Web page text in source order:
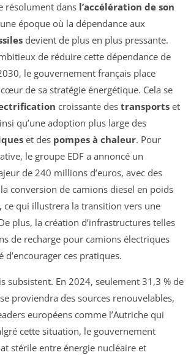
résolument dans l’accélération de son
époque où la dépendance aux
devient de plus en plus pressante.
de réduire cette dépendance de
le gouvernement français place
de sa stratégie énergétique. Cela se
croissante des transports et
qu’une adoption plus large des
et des pompes à chaleur. Pour
le groupe EDF a annoncé un
de 240 millions d’euros, avec des
conversion de camions diesel en poids
ce qui illustrera la transition vers une
plus, la création d’infrastructures telles
de recharge pour camions électriques
ces pratiques.
subsistent. En 2024, seulement 31,3 % de
proviendra des sources renouvelables,
européens comme l’Autriche qui
cette situation, le gouvernement
stérile entre énergie nucléaire et